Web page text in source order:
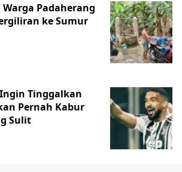
Padaherang
ke Sumur
Tinggalkan
Pernah Kabur
Sulit